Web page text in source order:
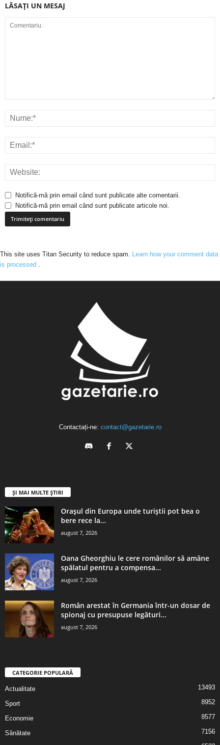
LĂSAȚI UN MESAJ
Notifică-mă prin email când sunt publicate alte comentarii.
Notifică-mă prin email când sunt publicate articole noi.
This site uses Titan Security to reduce spam.
Learn how your comment data
is processed
Contactați-ne: contact@gazetarie.ro
ȘI MAI MULTE ȘTIRI
Orașul din Europa unde turiștii pot bea o
bere rece la...
august 7, 2026
Oana Gheorghiu le cere românilor să amâne
spălatul pentru a compensa...
august 7, 2026
Român arestat în Germania într-un dosar de
spionaj cu presupuse legături...
august 7, 2026
CATEGORIE POPULARĂ
Actualitate 13493
Sport 8952
Economie 8577
Sănătate 7156